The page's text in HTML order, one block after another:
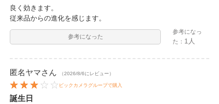
良く効きます。
従来品からの進化を感じます。
参考になった
参考になっ
た： 1人
匿名ヤマさん （2026/8/6にレビュー）
ビックカメラグループで購入
誕生日